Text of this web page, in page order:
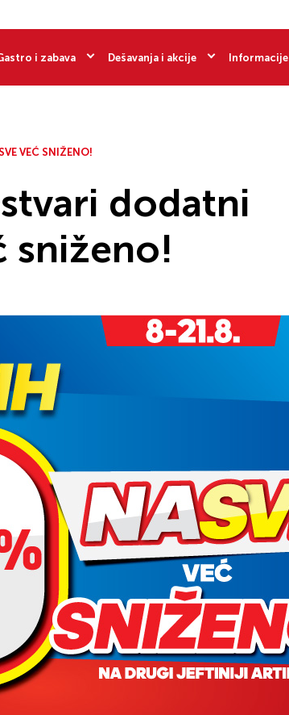
i zabava Dešavanja i akcije Informacije
VEĆ SNIŽENO!
dodatni
sniženo!